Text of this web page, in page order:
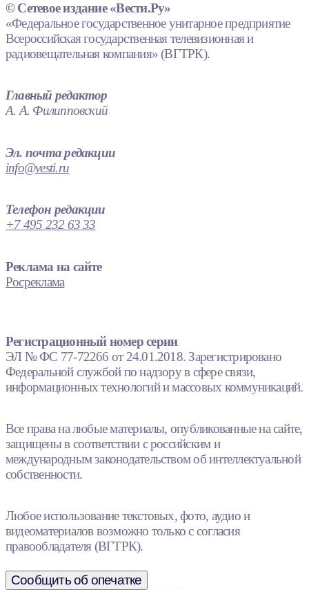
© Сетевое издание «Вести.Ру»
«Федеральное государственное унитарное предприятие
Всероссийская государственная телевизионная и
радиовещательная компания» (ВГТРК).
Главный редактор
А. А. Филипповский
Эл. почта редакции
info@vesti.ru
Телефон редакции
+7 495 232 63 33
Реклама на сайте
Росреклама
Регистрационный номер серии
ЭЛ № ФС 77-72266 от 24.01.2018. Зарегистрировано
Федеральной службой по надзору в сфере связи,
информационных технологий и массовых коммуникаций.
Все права на любые материалы, опубликованные на сайте,
защищены в соответствии с российским и
международным законодательством об интеллектуальной
собственности.
Любое использование текстовых, фото, аудио и
видеоматериалов возможно только с согласия
правообладателя (ВГТРК).
Сообщить об опечатке